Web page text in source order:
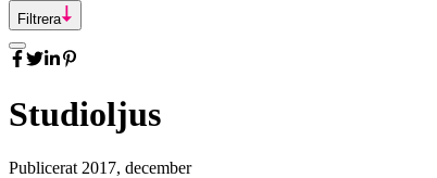
Filtrera
Studioljus
Publicerat 2017, december